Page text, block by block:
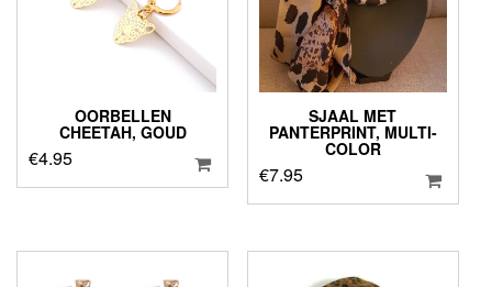
OORBELLEN
CHEETAH, GOUD
€4.95
SJAAL MET
PANTERPRINT, MULTI-
COLOR
€7.95